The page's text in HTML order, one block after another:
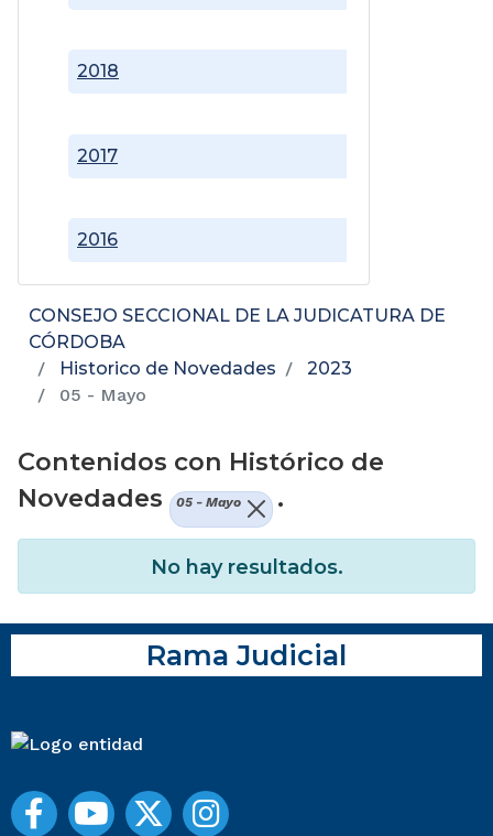
2016
2017
2018
CONSEJO SECCIONAL DE LA JUDICATURA DE
CÓRDOBA
Historico de Novedades
2023
05 - Mayo
Contenidos con Histórico de
Novedades
05 - Mayo .
No hay resultados.
Rama Judicial